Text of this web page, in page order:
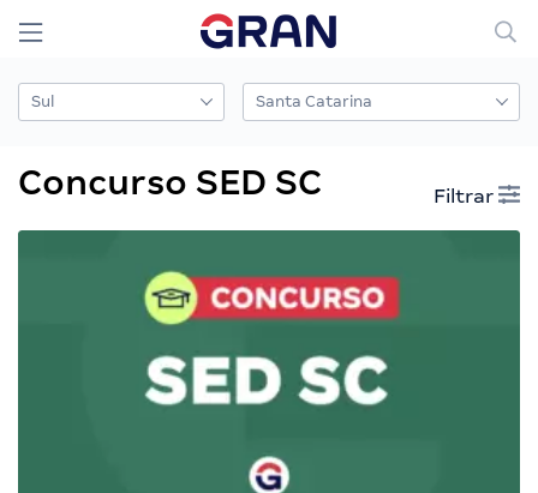
Concurso SED SC Filtrar